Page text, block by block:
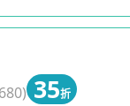
35折